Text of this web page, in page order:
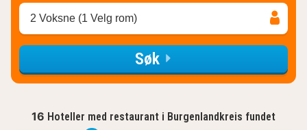
2 Voksne (1 Velg rom)
Søk
16 Hoteller med restaurant i Burgenlandkreis fundet